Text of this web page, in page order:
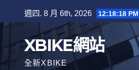
to
週四. 8 月 6th, 2026 12:18:19 PM
XBIKE網站
全新XBIKE